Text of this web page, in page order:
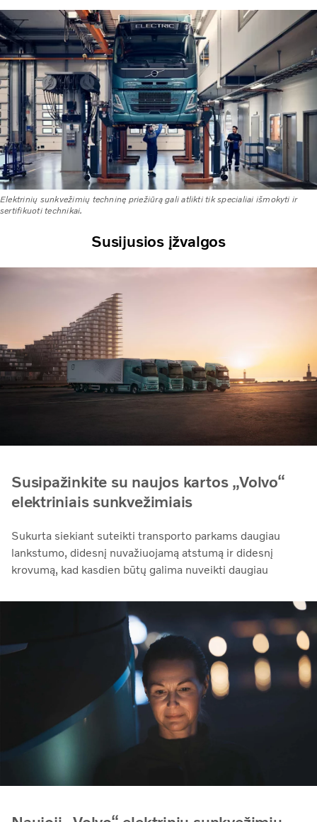
Elektrinių sunkvežimių techninę priežiūrą gali atlikti tik specialiai išmokyti ir
sertifikuoti technikai.
Susijusios įžvalgos
Susipažinkite su naujos kartos „Volvo“
elektriniais sunkvežimiais
Sukurta siekiant suteikti transporto parkams daugiau
lankstumo, didesnį nuvažiuojamą atstumą ir didesnį
krovumą, kad kasdien būtų galima nuveikti daugiau